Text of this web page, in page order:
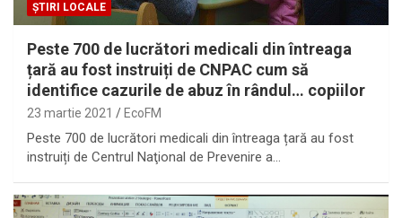
ȘTIRI LOCALE
Peste 700 de lucrători medicali din întreaga
țară au fost instruiți de CNPAC cum să
identifice cazurile de abuz în rândul… copiilor
23 martie 2021 EcoFM
Peste 700 de lucrători medicali din întreaga țară au fost
instruiți de Centrul Naţional de Prevenire a…